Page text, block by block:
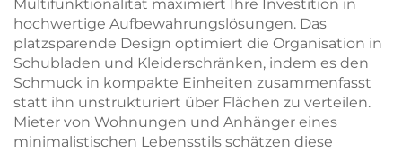
Multifunktionalität maximiert Ihre Investition in
hochwertige Aufbewahrungslösungen. Das
platzsparende Design optimiert die Organisation in
Schubladen und Kleiderschränken, indem es den
Schmuck in kompakte Einheiten zusammenfasst
statt ihn unstrukturiert über Flächen zu verteilen.
Mieter von Wohnungen und Anhänger eines
minimalistischen Lebensstils schätzen diese